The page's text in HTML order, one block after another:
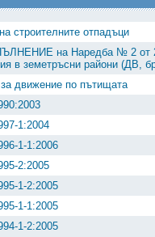
строителните отпадъци
на Наредба № 2 от
в земетръсни райони (ДВ,
движение по пътищата
1:2004
1-1:2006
2:2005
1-2:2005
1-1:2005
1-2:2005